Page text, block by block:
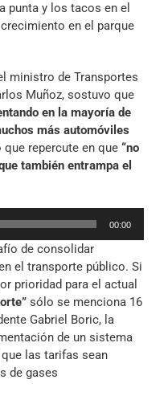
punta y los tacos en el
en el parque
ministro de Transportes
Muñoz, sostuvo que
en la mayoría de
más automóviles
que repercute en que “no
también entrampa el
00:00
de consolidar
el transporte público. Si
prioridad para el actual
sólo se menciona 16
Gabriel Boric, la
de un sistema
que las tarifas sean
de gases